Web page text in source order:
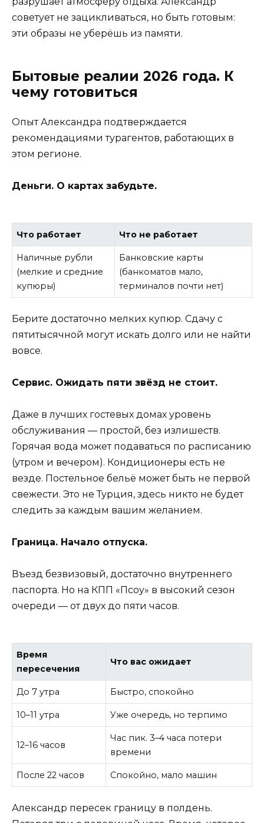
советует не зацикливаться, но быть готовым:
эти образы не уберёшь из памяти.
Бытовые реалии 2026 года. К
чему готовиться
Опыт Александра подтверждается
рекомендациями турагентов, работающих в
этом регионе.
Деньги. О картах забудьте.
Что работает Что не работает
Наличные рубли
(мелкие и средние
купюры)
Банковские карты
(банкоматов мало,
терминалов почти нет)
Берите достаточно мелких купюр. Сдачу с
пятитысячной могут искать долго или не найти
вовсе.
Сервис. Ожидать пяти звёзд не стоит.
Даже в лучших гостевых домах уровень
обслуживания — простой, без излишеств.
Горячая вода может подаваться по расписанию
(утром и вечером). Кондиционеры есть не
везде. Постельное бельё может быть не первой
свежести. Это не Турция, здесь никто не будет
следить за каждым вашим желанием.
Граница. Начало отпуска.
Въезд безвизовый, достаточно внутреннего
паспорта. Но на КПП «Псоу» в высокий сезон
очереди — от двух до пяти часов.
Время
пересечения
Что вас ожидает
До 7 утра Быстро, спокойно
10–11 утра Уже очередь, но терпимо
12–16 часов
Час пик. 3–4 часа потери
времени
После 22 часов Спокойно, мало машин
Александр пересек границу в полдень.